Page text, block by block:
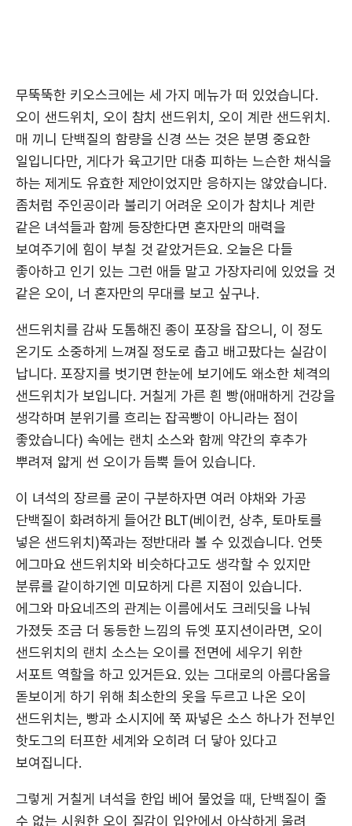
무뚝뚝한 키오스크에는 세 가지 메뉴가 떠 있었습니다.
오이 샌드위치, 오이 참치 샌드위치, 오이 계란 샌드위치.
매 끼니 단백질의 함량을 신경 쓰는 것은 분명 중요한
일입니다만, 게다가 육고기만 대충 피하는 느슨한 채식을
하는 제게도 유효한 제안이었지만 응하지는 않았습니다.
좀처럼 주인공이라 불리기 어려운 오이가 참치나 계란
같은 녀석들과 함께 등장한다면 혼자만의 매력을
보여주기에 힘이 부칠 것 같았거든요. 오늘은 다들
좋아하고 인기 있는 그런 애들 말고 가장자리에 있었을 것
같은 오이, 너 혼자만의 무대를 보고 싶구나.
샌드위치를 감싸 도톰해진 종이 포장을 잡으니, 이 정도
온기도 소중하게 느껴질 정도로 춥고 배고팠다는 실감이
납니다. 포장지를 벗기면 한눈에 보기에도 왜소한 체격의
샌드위치가 보입니다. 거칠게 가른 흰 빵(애매하게 건강을
생각하며 분위기를 흐리는 잡곡빵이 아니라는 점이
좋았습니다) 속에는 랜치 소스와 함께 약간의 후추가
뿌려져 얇게 썬 오이가 듬뿍 들어 있습니다.
이 녀석의 장르를 굳이 구분하자면 여러 야채와 가공
단백질이 화려하게 들어간 BLT(베이컨, 상추, 토마토를
넣은 샌드위치)쪽과는 정반대라 볼 수 있겠습니다. 언뜻
에그마요 샌드위치와 비슷하다고도 생각할 수 있지만
분류를 같이하기엔 미묘하게 다른 지점이 있습니다.
에그와 마요네즈의 관계는 이름에서도 크레딧을 나눠
가졌듯 조금 더 동등한 느낌의 듀엣 포지션이라면, 오이
샌드위치의 랜치 소스는 오이를 전면에 세우기 위한
서포트 역할을 하고 있거든요. 있는 그대로의 아름다움을
돋보이게 하기 위해 최소한의 옷을 두르고 나온 오이
샌드위치는, 빵과 소시지에 쭉 짜넣은 소스 하나가 전부인
핫도그의 터프한 세계와 오히려 더 닿아 있다고
보여집니다.
그렇게 거칠게 녀석을 한입 베어 물었을 때, 단백질이 줄
수 없는 시원한 오이 질감이 입안에서 아삭하게 울려